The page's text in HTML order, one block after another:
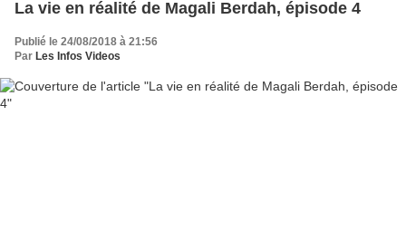
La vie en réalité de Magali Berdah, épisode 4
Publié le 24/08/2018 à 21:56
Par Les Infos Videos